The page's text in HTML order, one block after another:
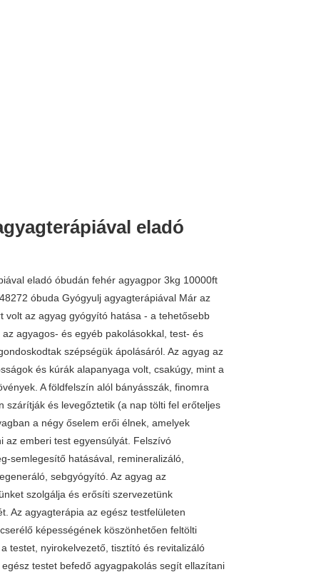
eladó
eladó óbudán fehér agyagpor 3kg 10000ft
óbuda Gyógyulj agyagterápiával Már az
volt az agyag gyógyító hatása - a tehetősebb
agyagos- és egyéb pakolásokkal, test- és
szépségük ápolásáról. Az agyag az
és kúrák alapanyaga volt, csakúgy, mint a
A földfelszín alól bányásszák, finomra
szárítják és levegőztetik (a nap tölti fel erőteljes
a négy őselem erői élnek, amelyek
az emberi test egyensúlyát. Felszívó
semlegesítő hatásával, remineralizáló,
sebgyógyító. Az agyag az
szolgálja és erősíti szervezetünk
Az agyagterápia az egész testfelületen
képességének köszönhetően feltölti
testet, nyirokelvezető, tisztító és revitalizáló
testet befedő agyagpakolás segít ellazítani